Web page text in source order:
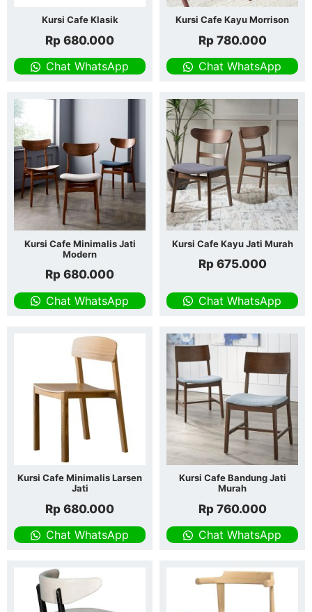
Kursi Cafe Klasik
Rp 680.000
Chat WhatsApp
Kursi Cafe Kayu Morrison
Rp780.000
Chat WhatsApp
Kursi Cafe Minimalis Jati
Modern
Rp 680.000
Chat WhatsApp
Kursi Cafe Kayu Jati Murah
Rp675.000
Chat WhatsApp
Kursi Cafe Minimalis Larsen
Jati
Rp 680.000
Chat WhatsApp
Kursi Cafe Bandung Jati
Murah
Rp760.000
Chat WhatsApp